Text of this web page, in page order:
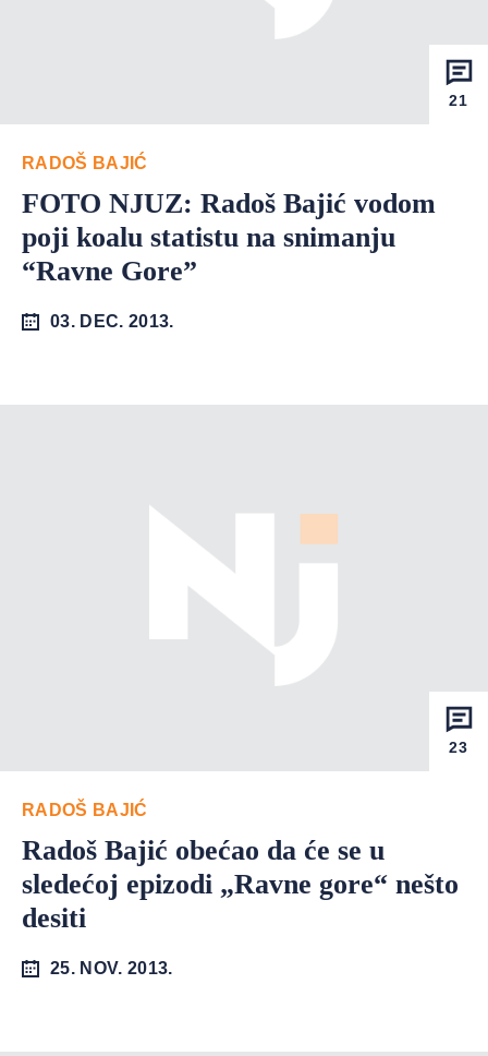
21
RADOŠ BAJIĆ
FOTO NJUZ: Radoš Bajić vodom
poji koalu statistu na snimanju
“Ravne Gore”
03. DEC. 2013.
23
RADOŠ BAJIĆ
Radoš Bajić obećao da će se u
sledećoj epizodi „Ravne gore“ nešto
desiti
25. NOV. 2013.